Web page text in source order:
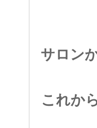
サロン
これか